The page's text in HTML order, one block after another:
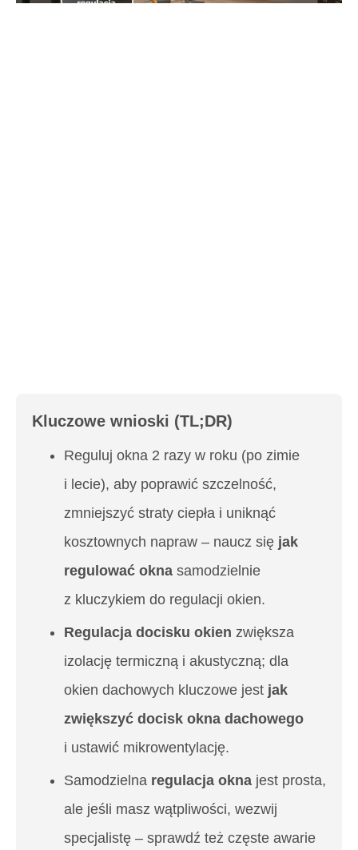
Kluczowe wnioski (TL;DR)
Reguluj okna 2 razy w roku (po zimie
i lecie), aby poprawić szczelność,
zmniejszyć straty ciepła i uniknąć
kosztownych napraw – naucz się jak
regulować okna samodzielnie
z kluczykiem do regulacji okien.
Regulacja docisku okien zwiększa
izolację termiczną i akustyczną; dla
okien dachowych kluczowe jest jak
zwiększyć docisk okna dachowego
i ustawić mikrowentylację.
Samodzielna regulacja okna jest prosta,
ale jeśli masz wątpliwości, wezwij
specjalistę – sprawdź też częste awarie